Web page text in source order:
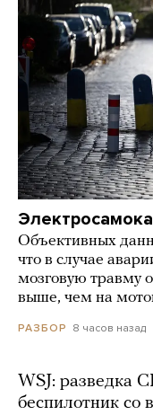
Объективных
что в случае
мозговую травму
выше, чем на
РАЗБОР 8 часов назад
WSJ: разведка
беспилотник со